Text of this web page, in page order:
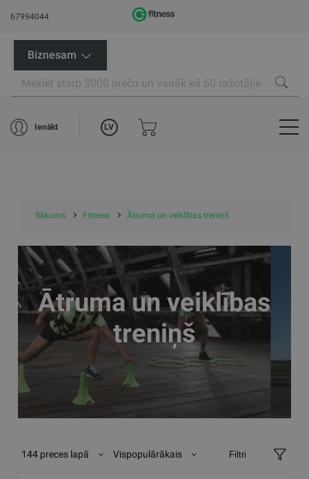
67994044
Biznesam
Ienākt LV
Sākums Fitness Ātruma un veiklības treniņš
Ātruma un veiklības
treniņš
144 preces lapā Vispopulārākais Filtri